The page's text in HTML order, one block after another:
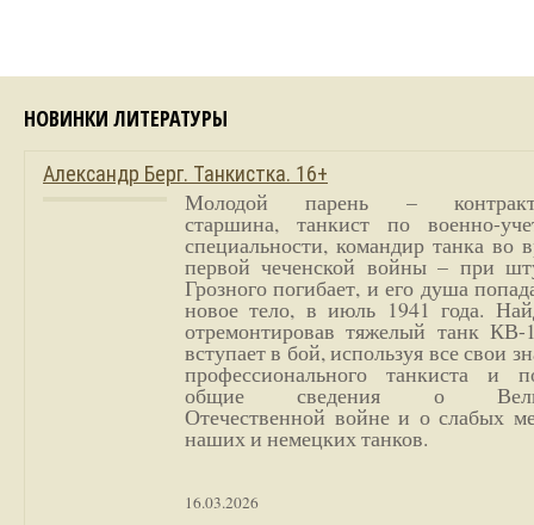
НОВИНКИ ЛИТЕРАТУРЫ
Александр Берг. Танкистка. 16+
Молодой парень –
старшина, танкист по военно-
специальности, командир танка во
первой чеченской войны – при
Грозного погибает, и его душа
новое тело, в июль 1941 года.
отремонтировав тяжелый танк
вступает в бой, используя все свои
профессионального танкиста и
общие сведения о
Отечественной войне и о слабых
наших и немецких танков.
16.03.2026